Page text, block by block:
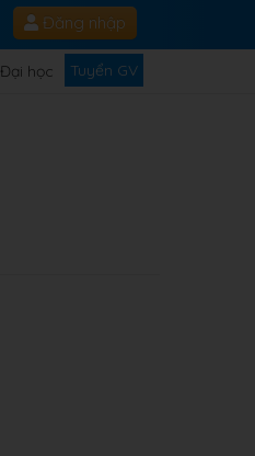
Đăng nhập
Đại học Tuyển GV